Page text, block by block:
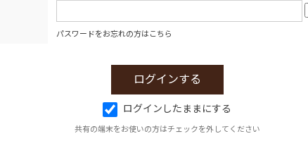
パスワードをお忘れの方はこちら
ログインしたままにする
共有の端末をお使いの方はチェックを外してください